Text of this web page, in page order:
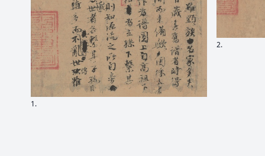
1.
2.